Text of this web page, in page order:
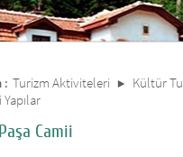
: Turizm Aktiviteleri
Kültür
Camii